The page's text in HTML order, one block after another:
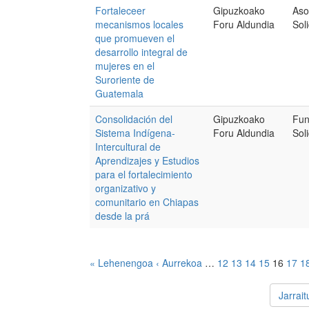
Fortaleceer
mecanismos locales
que promueven el
desarrollo integral de
mujeres en el
Suroriente de
Guatemala
Gipuzkoako
Foru Aldundia
Consolidación del
Sistema Indígena-
Intercultural de
Aprendizajes y Estudios
para el fortalecimiento
organizativo y
comunitario en Chiapas
desde la prá
Gipuzkoako
Foru Aldundia
« Lehenengoa ‹ Aurrekoa … 12 13 14 15 16 17